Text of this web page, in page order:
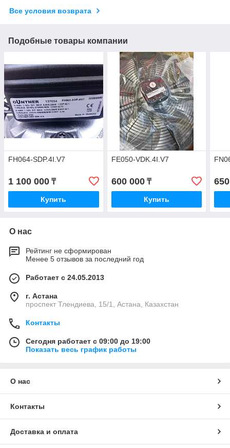
Все условия возврата
Подобные товары компании
FH064-SDP.4I.V7
1 100 000 ₸
Купить
FE050-VDK.4I.V7
600 000₸
Купить
О нас
Рейтинг не сформирован
Менее 5 отзывов за последний год
Работает с 24.05.2013
г. Астана
проспект Тлендиева, 15/1, Астана, Казахстан
Контакты
Сегодня работает с 09:00 до 19:00
Показать весь график работы
О нас
Контакты
Доставка и оплата